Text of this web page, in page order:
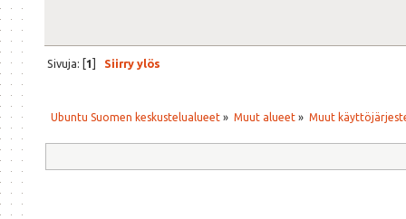
Sivuja: [1] Siirry ylös
Ubuntu Suomen keskustelualueet » Muut alueet» Muut